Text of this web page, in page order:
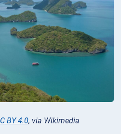
BY 4.0, via Wikimedia